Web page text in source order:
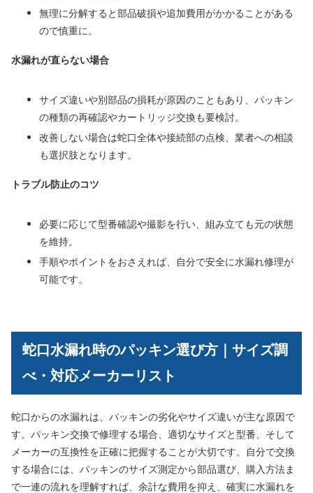
無理に分解すると部品破損や追加費用がかかることがある
ので慎重に。
水漏れが直らない場合
サイズ違いや別部品の損耗が原因のこともあり、パッキン
の種類の再確認やカートリッジ交換も要検討。
改善しない場合は蛇口全体や接続部の点検、業者への相談
も選択肢となります。
トラブル防止のコツ
必要に応じて型番確認や撮影を行い、組み立ても元の状態
を維持。
手順やポイントをおさえれば、自分で安全に水漏れ修理が
可能です。
蛇口水漏れ時のパッキン選び方｜サイズ調
べ・対応メーカーリスト
蛇口からの水漏れは、パッキンの劣化やサイズ違いが主な原因で
す。パッキン交換で修理する場合、適切なサイズと型番、そして
メーカーの互換性を正確に把握することが大切です。自分で交換
する場合には、パッキンのサイズ測定から部品選び、購入方法ま
で一連の流れを理解すれば、余計な費用を抑え、確実に水漏れを